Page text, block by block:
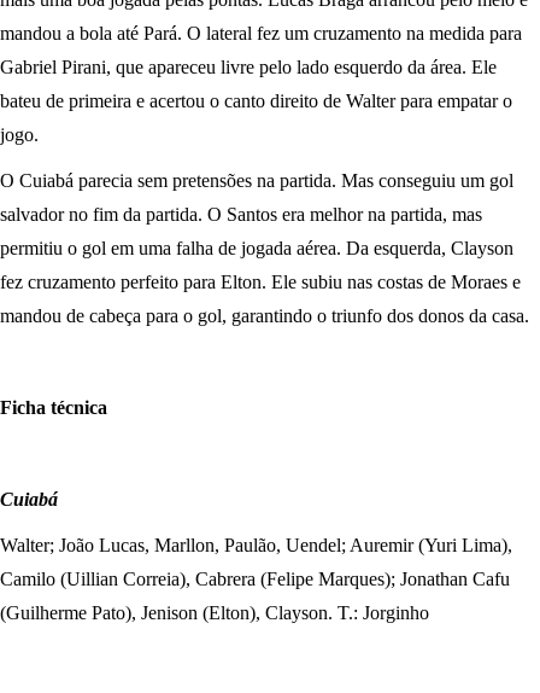
mandou a bola até Pará. O lateral fez um cruzamento na medida para
Gabriel Pirani, que apareceu livre pelo lado esquerdo da área. Ele
bateu de primeira e acertou o canto direito de Walter para empatar o
jogo.
O Cuiabá parecia sem pretensões na partida. Mas conseguiu um gol
salvador no fim da partida. O Santos era melhor na partida, mas
permitiu o gol em uma falha de jogada aérea. Da esquerda, Clayson
fez cruzamento perfeito para Elton. Ele subiu nas costas de Moraes e
mandou de cabeça para o gol, garantindo o triunfo dos donos da casa.
Ficha técnica
Cuiabá
Walter; João Lucas, Marllon, Paulão, Uendel; Auremir (Yuri Lima),
Camilo (Uillian Correia), Cabrera (Felipe Marques); Jonathan Cafu
(Guilherme Pato), Jenison (Elton), Clayson. T.: Jorginho